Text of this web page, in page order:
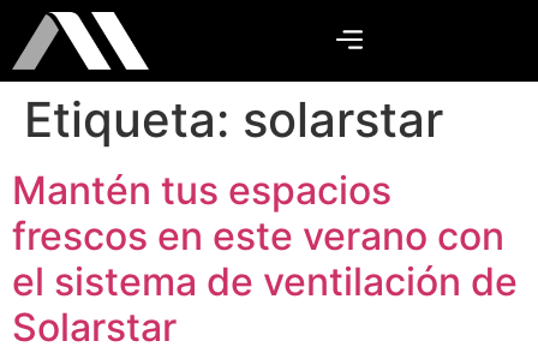
Etiqueta: solarstar
Mantén tus espacios
frescos en este verano con
el sistema de ventilación de
Solarstar